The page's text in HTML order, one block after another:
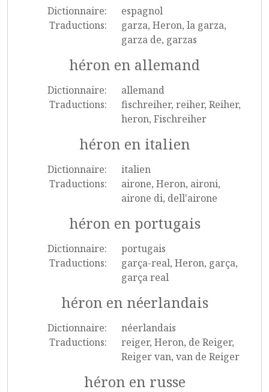
Dictionnaire:
espagnol
Traductions:
garza, Heron, la garza,
garza de, garzas
héron en allemand
Dictionnaire:
allemand
Traductions:
fischreiher, reiher, Reiher,
heron, Fischreiher
héron en italien
Dictionnaire:
italien
Traductions:
airone, Heron, aironi,
airone di, dell'airone
héron en portugais
Dictionnaire:
portugais
Traductions:
garça-real, Heron, garça,
garça real
héron en néerlandais
Dictionnaire:
néerlandais
Traductions:
reiger, Heron, de Reiger,
Reiger van, van de Reiger
héron en russe